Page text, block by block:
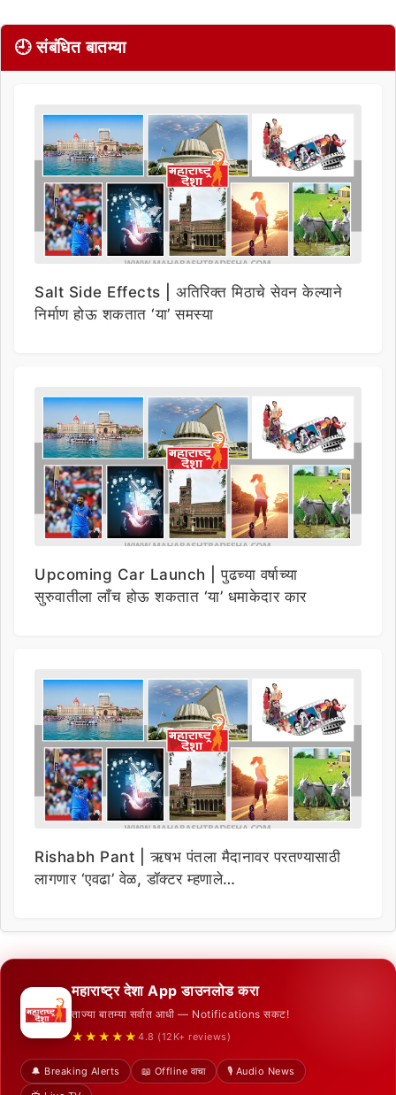
🕘 संबंधित बातम्या
Salt Side Effects | अतिरिक्त मिठाचे सेवन केल्याने
निर्माण होऊ शकतात ‘या’ समस्या
Upcoming Car Launch | पुढच्या वर्षाच्या
सुरुवातीला लाँच होऊ शकतात ‘या’ धमाकेदार कार
Rishabh Pant | ऋषभ पंतला मैदानावर परतण्यासाठी
लागणार ‘एवढा’ वेळ, डॉक्टर म्हणाले…
महाराष्ट्र देशा App डाउनलोड करा
ताज्या बातम्या सर्वात आधी — Notifications सकट!
★★★★★ 4.8 (12K+ reviews)
🔔 Breaking Alerts 📖 Offline वाचा
🎙️ Audio News